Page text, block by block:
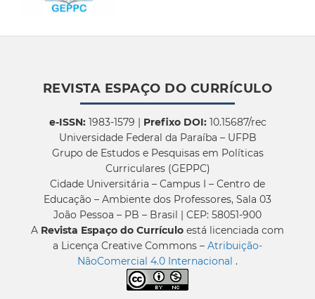
REVISTA ESPAÇO DO CURRÍCULO
e-ISSN:1983-1579 | Prefixo DOI:10.15687/rec
Universidade Federal da Paraíba – UFPB
Grupo de Estudos e Pesquisas em Políticas
Curriculares (GEPPC)
Cidade Universitária – Campus I – Centro de
Educação – Ambiente dos Professores, Sala 03
João Pessoa – PB – Brasil | CEP: 58051-900
A Revista Espaço do Currículo está licenciada com
a Licença Creative Commons – Atribuição-
NãoComercial 4.0 Internacional .